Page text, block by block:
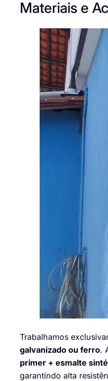
Materiais e
Trabalhamos
galvanizado ou ferro.
primer + esmalte
garantindo alta